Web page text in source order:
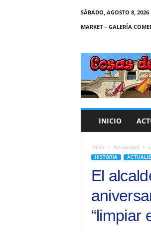
SÁBADO, AGOSTO 8, 2026
MARKET – GALERÍA
C
A
S
INICIO
Inicio Actualidad
HISTORIA
El
“limpiar